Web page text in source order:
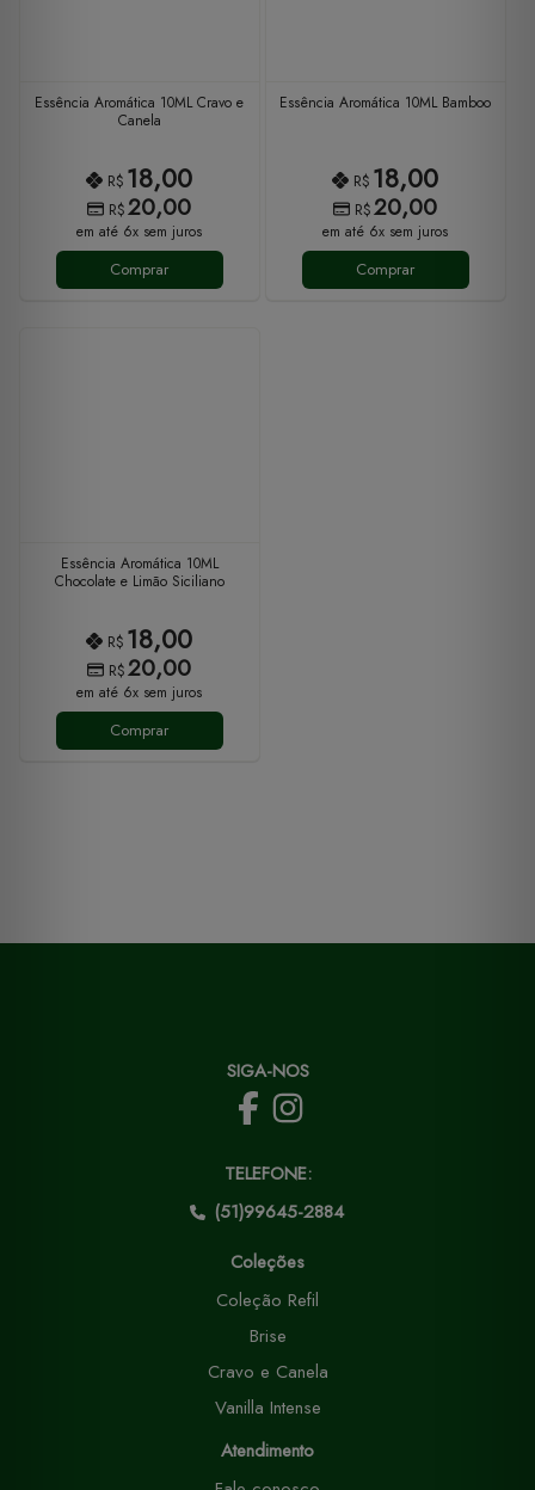
Essência Aromática 10ML Cravo e
Canela
R$ 18,00
R$20,00
em até 6x sem juros
Comprar
Essência Aromática 10ML Bamboo
R$ 18,00
R$20,00
em até 6x sem juros
Comprar
Essência Aromática 10ML
Chocolate e Limão Siciliano
R$ 18,00
R$20,00
em até 6x sem juros
Comprar
SIGA-NOS
TELEFONE:
(51)99645-2884
Coleções
Coleção Refil
Brise
Cravo e Canela
Vanilla Intense
Atendimento